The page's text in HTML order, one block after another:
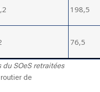
198,5
76,5
SOeS retraitées
de